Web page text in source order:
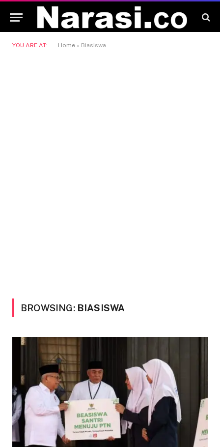
YOU ARE AT: Home » Biasiswa
BROWSING: BIASISWA